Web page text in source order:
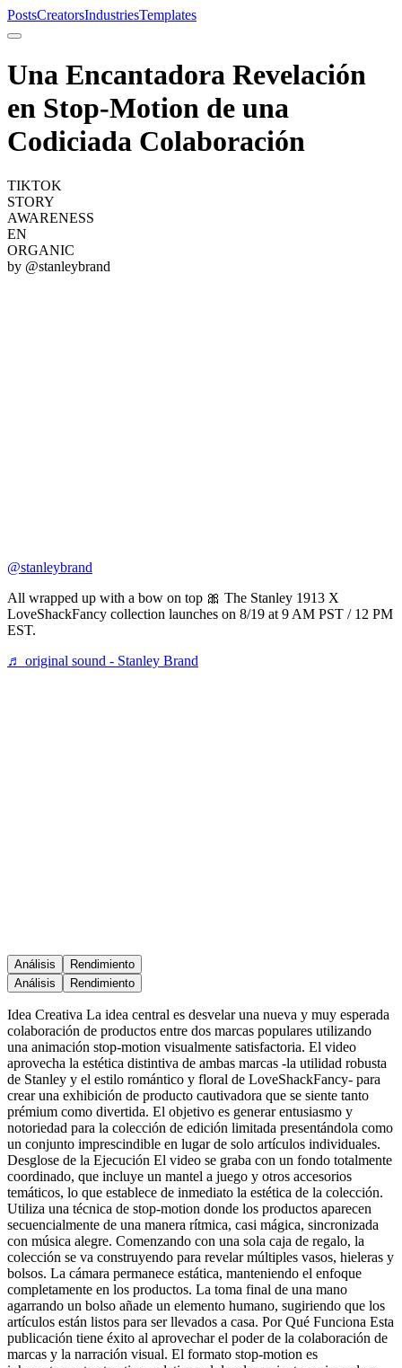
PostsCreatorsIndustriesTemplates
Una Encantadora Revelación
en Stop-Motion de una
Codiciada Colaboración
TIKTOK
STORY
AWARENESS
EN
ORGANIC
by @stanleybrand
@stanleybrand
All wrapped up with a bow on top 🎀 The Stanley 1913 X
LoveShackFancy collection launches on 8/19 at 9 AM PST / 12 PM
EST.
♬ original sound - Stanley Brand
Análisis
Rendimiento
Análisis
Rendimiento
Idea Creativa La idea central es desvelar una nueva y muy esperada
colaboración de productos entre dos marcas populares utilizando
una animación stop-motion visualmente satisfactoria. El video
aprovecha la estética distintiva de ambas marcas -la utilidad robusta
de Stanley y el estilo romántico y floral de LoveShackFancy- para
crear una exhibición de producto cautivadora que se siente tanto
prémium como divertida. El objetivo es generar entusiasmo y
notoriedad para la colección de edición limitada presentándola como
un conjunto imprescindible en lugar de solo artículos individuales.
Desglose de la Ejecución El video se graba con un fondo totalmente
coordinado, que incluye un mantel a juego y otros accesorios
temáticos, lo que establece de inmediato la estética de la colección.
Utiliza una técnica de stop-motion donde los productos aparecen
secuencialmente de una manera rítmica, casi mágica, sincronizada
con música alegre. Comenzando con una sola caja de regalo, la
colección se va construyendo para revelar múltiples vasos, hieleras y
bolsos. La cámara permanece estática, manteniendo el enfoque
completamente en los productos. La toma final de una mano
agarrando un bolso añade un elemento humano, sugiriendo que los
artículos están listos para ser llevados a casa. Por Qué Funciona Esta
publicación tiene éxito al aprovechar el poder de la colaboración de
marcas y la narración visual. El formato stop-motion es